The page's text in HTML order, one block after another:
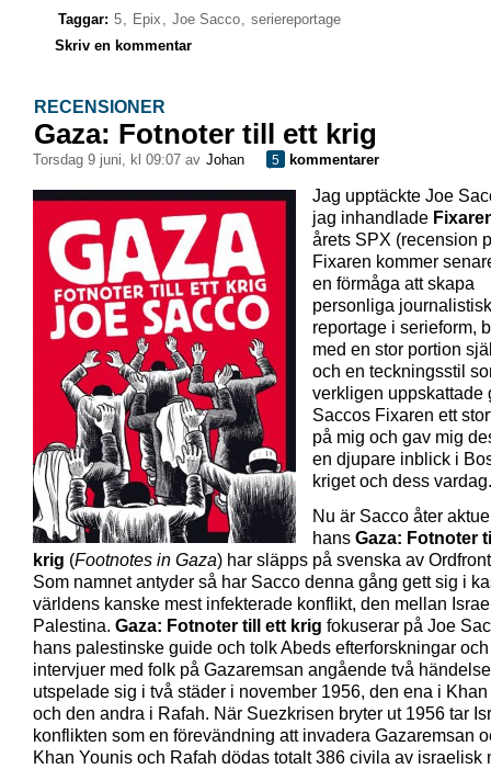
Taggar: 5, Epix , Joe Sacco, seriereportage
Skriv en kommentar
RECENSIONER
Gaza: Fotnoter till ett krig
torsdag 9 juni, kl 09:07 av Johan 5 kommentarer
Jag upptäckte Joe
jag inhandlade
årets SPX (recension
Fixaren kommer
en förmåga att skapa
personliga
reportage i serieform,
med en stor portion
och en teckningsstil
verkligen uppskattade
Saccos Fixaren ett
på mig och gav mig
en djupare inblick i
kriget och dess vardag.
Nu är Sacco åter
hans Gaza: Fotnoter
krig (Footnotes in Gaza) har släpps på svenska av
Som namnet antyder så har Sacco denna gång gett sig i
världens kanske mest infekterade konflikt, den mellan
Palestina. Gaza: Fotnoter till ett krig fokuserar på Joe
hans palestinske guide och tolk Abeds efterforskningar och
intervjuer med folk på Gazaremsan angående två
utspelade sig i två städer i november 1956, den ena i
och den andra i Rafah. När Suezkrisen bryter ut 1956 tar
konflikten som en förevändning att invadera Gazaremsan
Khan Younis och Rafah dödas totalt 386 civila av israelisk